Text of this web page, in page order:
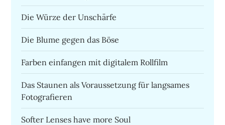
Die Würze der Unschärfe
Die Blume gegen das Böse
Farben einfangen mit digitalem Rollfilm
Das Staunen als Voraussetzung für langsames
Fotografieren
Softer Lenses have more Soul